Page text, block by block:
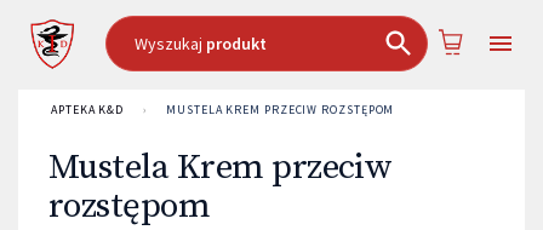
Wyszukaj produkt
APTEKA K&D › MUSTELA KREM PRZECIW ROZSTĘPOM
Mustela Krem przeciw
rozstępom